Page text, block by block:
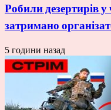
Робили дезертирів
затримано
5 години назад